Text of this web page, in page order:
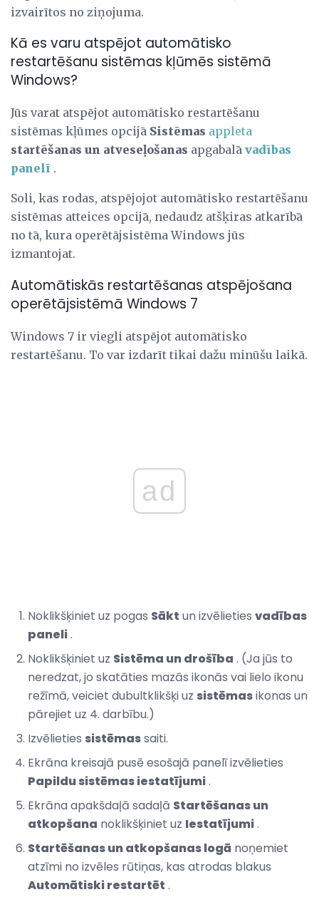
izvairītos no ziņojuma.
Kā es varu atspējot automātisko
restartēšanu sistēmas kļūmēs sistēmā
Windows?
Jūs varat atspējot automātisko restartēšanu
sistēmas kļūmes opcijā Sistēmas appleta
startēšanas un atveseļošanas apgabalā vadības
panelī .
Soli, kas rodas, atspējojot automātisko restartēšanu
sistēmas atteices opcijā, nedaudz atšķiras atkarībā
no tā, kura operētājsistēma Windows jūs
izmantojat.
Automātiskās restartēšanas atspējošana
operētājsistēmā Windows 7
Windows 7 ir viegli atspējot automātisko
restartēšanu. To var izdarīt tikai dažu minūšu laikā.
ad
Noklikšķiniet uz pogas Sākt un izvēlieties vadības
paneli.
Noklikšķiniet uz Sistēma un drošība . (Ja jūs to
neredzat, jo skatāties mazās ikonās vai lielo ikonu
režīmā, veiciet dubultklikšķi uz sistēmasikonas un
pārejiet uz 4. darbību.)
Izvēlieties sistēmassaiti.
Ekrāna kreisajā pusē esošajā panelī izvēlieties
Papildu sistēmas iestatījumi.
Ekrāna apakšdaļā sadaļā Startēšanas un
atkopšana noklikšķiniet uz Iestatījumi.
Startēšanas un atkopšanas logā noņemiet
atzīmi no izvēles rūtiņas, kas atrodas blakus
Automātiski restartēt .